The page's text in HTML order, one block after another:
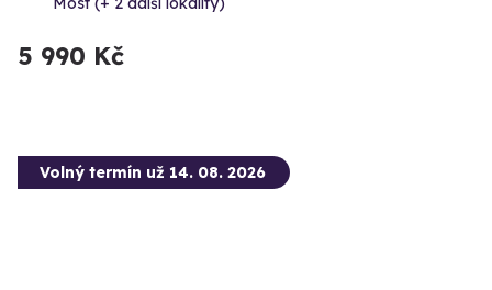
5 990 Kč
Volný termín už 14. 08. 2026